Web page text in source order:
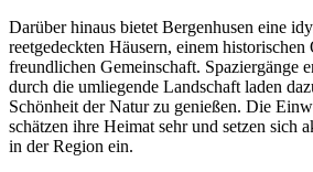
Darüber hinaus bietet Bergenhusen eine
reetgedeckten Häusern, einem
freundlichen Gemeinschaft. Spaziergänge
durch die umliegende Landschaft laden
Schönheit der Natur zu genießen. Die
schätzen ihre Heimat sehr und setzen sich
in der Region ein.